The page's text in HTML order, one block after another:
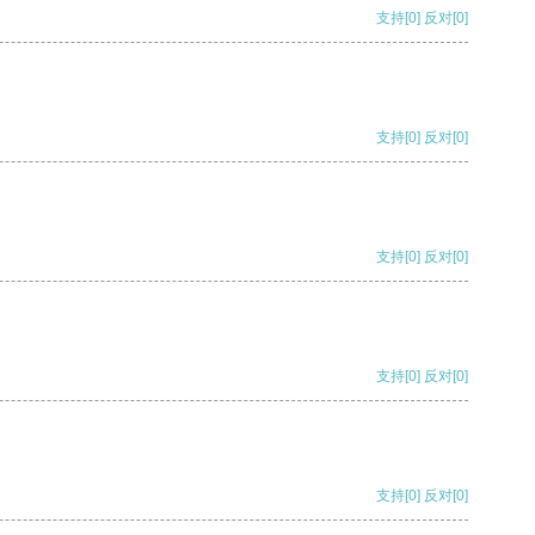
支持[0] 反对[0]
支持[0] 反对[0]
支持[0] 反对[0]
支持[0] 反对[0]
支持[0] 反对[0]